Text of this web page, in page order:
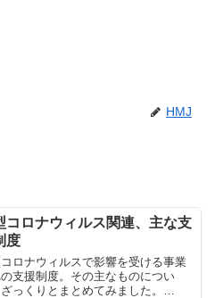
HMJ
コロナウィルス関連、主な支
度
ロナウィルスで影響を受ける事業
支援制度。その主なものについ
っくりとまとめてみました。